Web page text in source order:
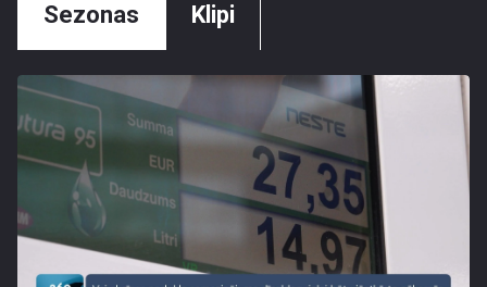
Sezonas Klipi